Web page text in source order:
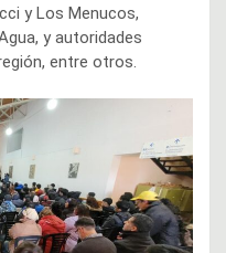
y Los Menucos,
y autoridades
entre otros.